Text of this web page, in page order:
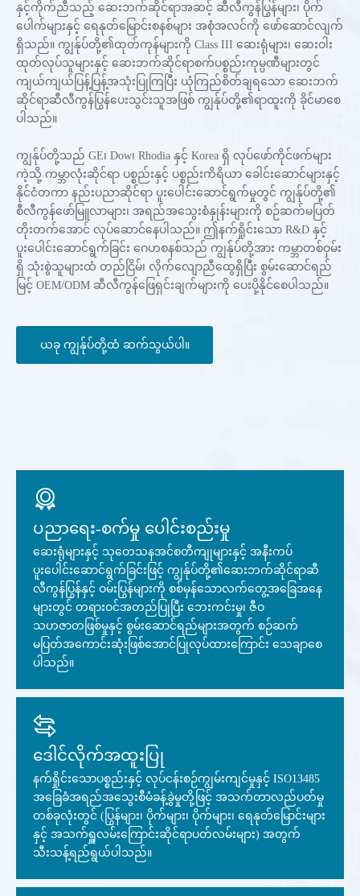
နှင့်ကိုက်ညီသည့် ဆေးဘက်ဆိုင်ရာအဆင့် ဆီလီကွန်ပြွန်များ၊ ပိုက်
ပေါက်များနှင့် ရေနုတ်မြောင်းစနစ်များ အစုံအလင်ကို ဖော်ဆောင်လျက်
ရှိသည်။ ကျွန်ုပ်တို့၏ထုတ်ကုန်များကို Class III ဆေးရုံများ၊ ဆေးဝါး
ထုတ်လုပ်သူများနှင့် ဆေးဘက်ဆိုင်ရာစက်ပစ္စည်းကုမ္ပဏီများတွင်
ကျယ်ကျယ်ပြန့်ပြန့်အသုံးပြုကြပြီး ယုံကြည်စိတ်ချရသော ဆေးဘက်
ဆိုင်ရာဆီလီကွန်ပြွန်ပေးသွင်းသူအဖြစ် ကျွန်ုပ်တို့၏ရာထူးကို ခိုင်မာစေ
ပါသည်။
ကျွန်ုပ်တို့သည် GE၊ Dow၊ Rhodia နှင့် Korea ရှိ လုပ်ဖော်ကိုင်ဖက်များ
ကဲ့သို့ ကမ္ဘာလုံးဆိုင်ရာ ပစ္စည်းနှင့် ပစ္စည်းကိရိယာ ခေါင်းဆောင်များနှင့်
နိုင်ငံတကာ နည်းပညာဆိုင်ရာ ပူးပေါင်းဆောင်ရွက်မှုတွင် ကျွန်ုပ်တို့၏
စီလီကွန်ဖော်မြူလာများ၊ အရည်အသွေးစံနှုန်းများကို စဉ်ဆက်မပြတ်
တိုးတက်အောင် လုပ်ဆောင်နေပါသည်။ ဤနက်ရှိုင်းသော R&D နှင့်
ပူးပေါင်းဆောင်ရွက်ခြင်း ဂေဟစနစ်သည် ကျွန်ုပ်တို့အား ကမ္ဘာတစ်ဝှမ်း
ရှိ သုံးစွဲသူများထံ တည်ငြိမ်၊ လိုက်လျောညီထွေရှိပြီး စွမ်းဆောင်ရည်
မြင့် OEM/ODM ဆီလီကွန်ဖြေရှင်းချက်များကို ပေးပို့နိုင်စေပါသည်။
ယခု ကျွန်ုပ်တို့ထံ ဆက်သွယ်ပါ။
ပညာရေး-စက်မှု ပေါင်းစည်းမှု
ဆေးရုံများနှင့် သုတေသနအင်စတီကျုများနှင့် အနီးကပ်
ပူးပေါင်းဆောင်ရွက်ခြင်းဖြင့် ကျွန်ုပ်တို့၏ဆေးဘက်ဆိုင်ရာဆီ
လီကွန်ပြွန်နှင့် ဝမ်းပြွန်များကို စစ်မှန်သောလက်တွေ့အခြေအနေ
များတွင် တရားဝင်အတည်ပြုပြီး ဘေးကင်းမှု၊ ဇီဝ
သဟဇာတဖြစ်မှုနှင့် စွမ်းဆောင်ရည်များအတွက် စဉ်ဆက်
မပြတ်အကောင်းဆုံးဖြစ်အောင်ပြုလုပ်ထားကြောင်း သေချာစေ
ပါသည်။
ဒေါင်လိုက်အထူးပြု
နက်ရှိုင်းသောပစ္စည်းနှင့် လုပ်ငန်းစဉ်ကျွမ်းကျင်မှုနှင့် ISO13485
အခြေခံအရည်အသွေးစီမံခန့်ခွဲမှုတို့ဖြင့် အသက်တာလည်ပတ်မှု
တစ်ခုလုံးတွင် (ပြွန်များ၊ ပိုက်များ၊ ပိုက်များ၊ ရေနုတ်မြောင်းများ
နှင့် အသက်ရှူလမ်းကြောင်းဆိုင်ရာပတ်လမ်းများ) အတွက်
သီးသန့်ရည်ရွယ်ပါသည်။